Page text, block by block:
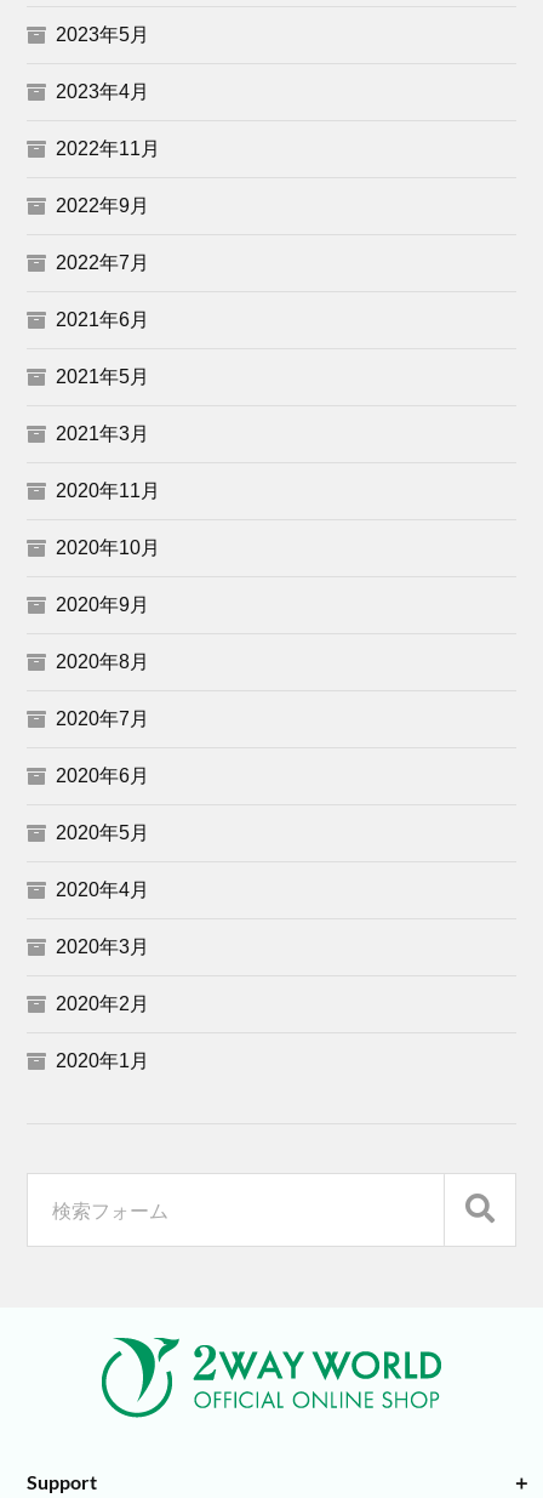
2023年5月
2023年4月
2022年11月
2022年9月
2022年7月
2021年6月
2021年5月
2021年3月
2020年11月
2020年10月
2020年9月
2020年8月
2020年7月
2020年6月
2020年5月
2020年4月
2020年3月
2020年2月
2020年1月
Support